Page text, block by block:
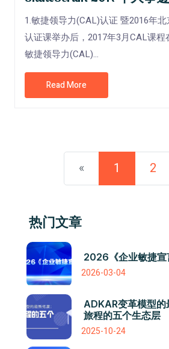
1.敏捷领导力(CAL)认证 暨2016年
认证课举办后，2017年3月CAL课程
敏捷领导力(CAL)...
Read More
« 1 2
热门文章
2026《企业敏捷宣
2026-03-04
ADKAR变革模型
旅程的五个生态层
2025-10-24